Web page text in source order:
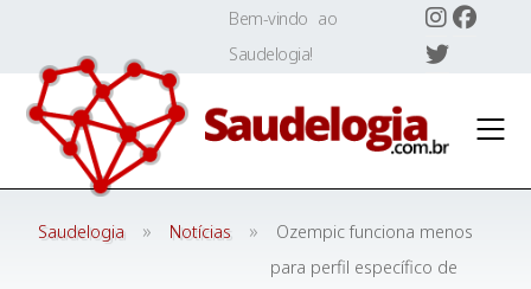
content
Bem-vindo ao
Saudelogia!
Saudelogia » Notícias »
Ozempic funciona menos
para perfil específico de